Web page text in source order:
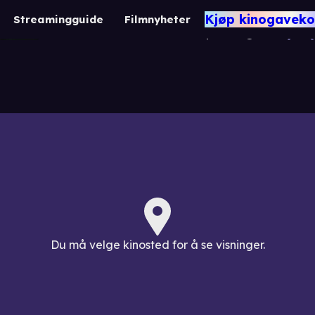
Streamingguide Filmnyheter Kjøp
Drama / Spenning / Tamil
Du må velge kinosted for å se visninger.